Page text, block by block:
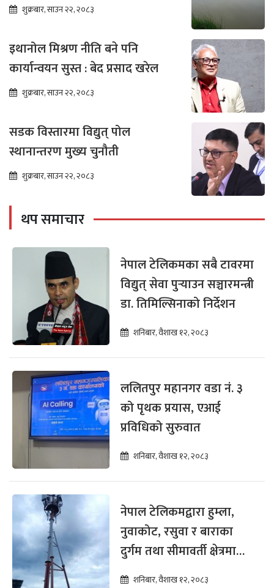
शुक्रबार, साउन २२, २०८३
इथानोल मिश्रण नीति बने पनि
कार्यान्वयन सुस्त : बेद प्रसाद खरेल
शुक्रबार, साउन २२, २०८३
सडक विस्तारमा विद्युत् पोल
स्थानान्तरण मुख्य चुनौती
शुक्रबार, साउन २२, २०८३
थप समाचार
नेपाल टेलिकमका सबै टावरमा
विद्युत् सेवा पुर्‍याउन सञ्चारमन्त्री
डा. तिमिल्सिनाको निर्देशन
शनिबार, वैशाख १२, २०८३
ललितपुर महानगर वडा नं. ३
को पृथक प्रयास, एआई
प्रविधिको सुरुवात
शनिबार, वैशाख १२, २०८३
नेपाल टेलिकमद्वारा हुम्ला,
नुवाकोट, रसुवा र बाराका
दुर्गम तथा सीमावर्ती क्षेत्रमा
टुजी र फोरजी सेवा विस्तार
शनिबार, वैशाख १२, २०८३